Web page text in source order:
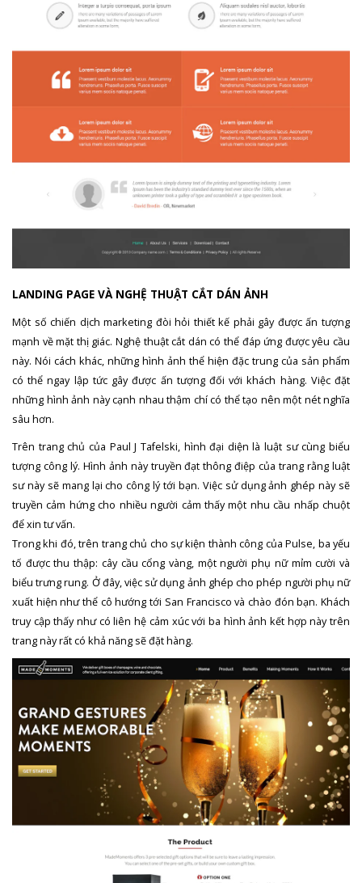
LANDING PAGE VÀ NGHỆ THUẬT CẮT DÁN ẢNH
Một số chiến dịch marketing đòi hỏi thiết kế phải gây được ấn tượng
mạnh về mặt thị giác. Nghệ thuật cắt dán có thể đáp ứng được yêu cầu
này. Nói cách khác, những hình ảnh thể hiện đặc trung của sản phẩm
có thể ngay lập tức gây được ấn tượng đối với khách hàng. Việc đặt
những hình ảnh này cạnh nhau thậm chí có thể tạo nên một nét nghĩa
sâu hơn.
Trên trang chủ của Paul J Tafelski, hình đại diện là luật sư cùng biểu
tượng công lý. Hình ảnh này truyền đạt thông điệp của trang rằng luật
sư này sẽ mang lại cho công lý tới bạn. Việc sử dụng ảnh ghép này sẽ
truyền cảm hứng cho nhiều người cảm thấy một nhu cầu nhấp chuột
để xin tư vấn.
Trong khi đó, trên trang chủ cho sự kiện thành công của Pulse, ba yếu
tố được thu thập: cây cầu cổng vàng, một người phụ nữ mỉm cười và
biểu trưng rung. Ở đây, việc sử dụng ảnh ghép cho phép người phụ nữ
xuất hiện như thể cô hướng tới San Francisco và chào đón bạn. Khách
truy cập thấy như có liên hệ cảm xúc với ba hình ảnh kết hợp này trên
trang này rất có khả năng sẽ đặt hàng.